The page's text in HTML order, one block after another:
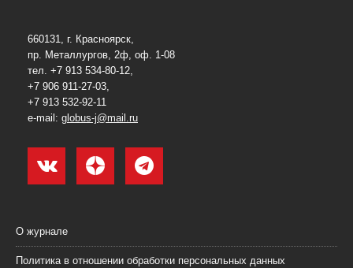
660131, г. Красноярск,
пр. Металлургов, 2ф, оф. 1-08
тел. +7 913 534-80-12,
+7 906 911-27-03,
+7 913 532-92-11
e-mail: globus-j@mail.ru
О журнале
Политика в отношении обработки персональных данных